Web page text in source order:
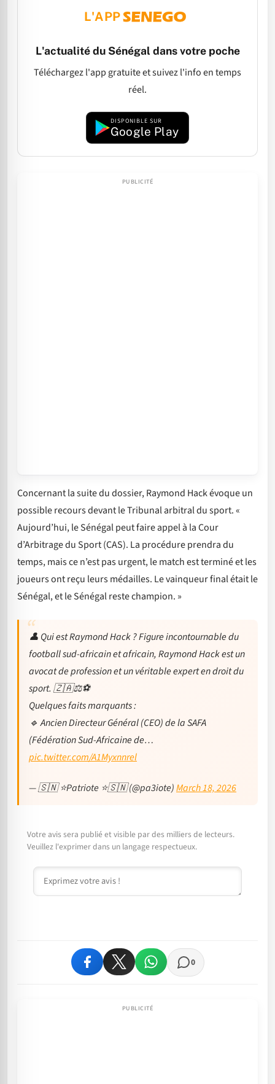
L'APP
L'actualité du Sénégal dans votre poche
Téléchargez l'app gratuite et suivez l'info en temps
réel.
DISPONIBLE SUR
Google Play
Concernant la suite du dossier, Raymond Hack évoque un
possible recours devant le Tribunal arbitral du sport. «
Aujourd’hui, le Sénégal peut faire appel à la Cour
d’Arbitrage du Sport (CAS). La procédure prendra du
temps, mais ce n’est pas urgent, le match est terminé et les
joueurs ont reçu leurs médailles. Le vainqueur final était le
Sénégal, et le Sénégal reste champion. »
👤 Qui est Raymond Hack ? Figure incontournable du
football sud-africain et africain, Raymond Hack est un
avocat de profession et un véritable expert en droit du
sport. 🇿🇦⚖️⚽️
Quelques faits marquants :
🔹 Ancien Directeur Général (CEO) de la SAFA
(Fédération Sud-Africaine de…
pic.twitter.com/A1Myxnnrel
— 🇸🇳 ⭐️Patriote ⭐️🇸🇳 (@pa3iote)March 18, 2026
Votre avis sera publié et visible par des milliers de lecteurs.
Veuillez l'exprimer dans un langage respectueux.
Commentaire
0